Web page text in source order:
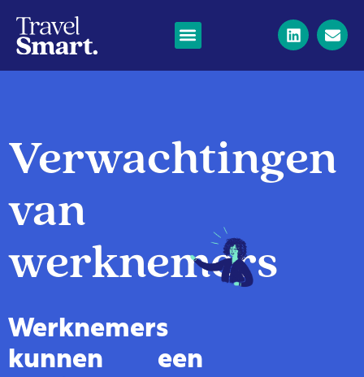
Verwachtingen
van
werknemers
Werknemers
kunnen een